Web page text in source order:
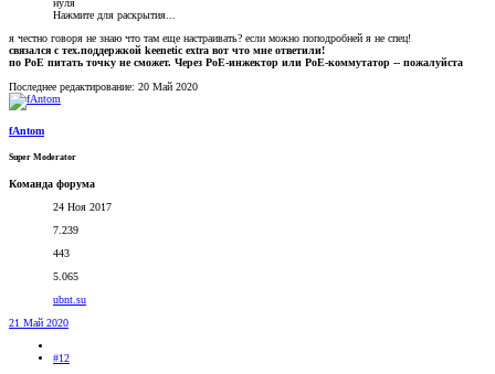
нуля
Нажмите для раскрытия...
я честно говоря не знаю что там еще настраивать? если можно поподробней я не спец!
связался с тех.поддержкой keenetic extra вот что мне ответили!
по PoE питать точку не сможет. Через PoE-инжектор или PoE-коммутатор -- пожалуйста
Последнее редактирование: 20 Май 2020
fAntom
Super Moderator
Команда форума
24 Ноя 2017
7.239
443
5.065
ubnt.su
21 Май 2020
#12